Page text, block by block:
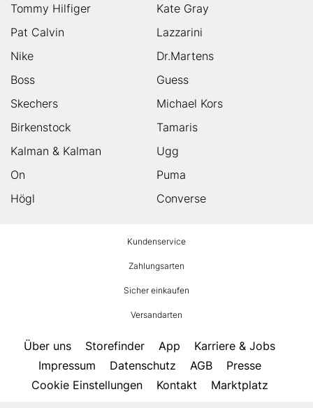
Tommy Hilfiger
Kate Gray
Pat Calvin
Lazzarini
Nike
Dr.Martens
Boss
Guess
Skechers
Michael Kors
Birkenstock
Tamaris
Kalman & Kalman
Ugg
On
Puma
Högl
Converse
Kundenservice
Zahlungsarten
Sicher einkaufen
Versandarten
Über uns Storefinder App
Karriere & Jobs
Impressum
Datenschutz AGB
Presse
Cookie Einstellungen
Kontakt Marktplatz